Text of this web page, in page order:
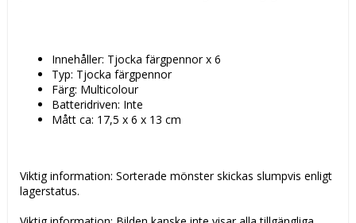
Innehåller: Tjocka färgpennor x 6
Typ: Tjocka färgpennor
Färg: Multicolour
Batteridriven: Inte
Mått ca: 17,5 x 6 x 13 cm
Viktig information: Sorterade mönster skickas slumpvis enligt
lagerstatus.